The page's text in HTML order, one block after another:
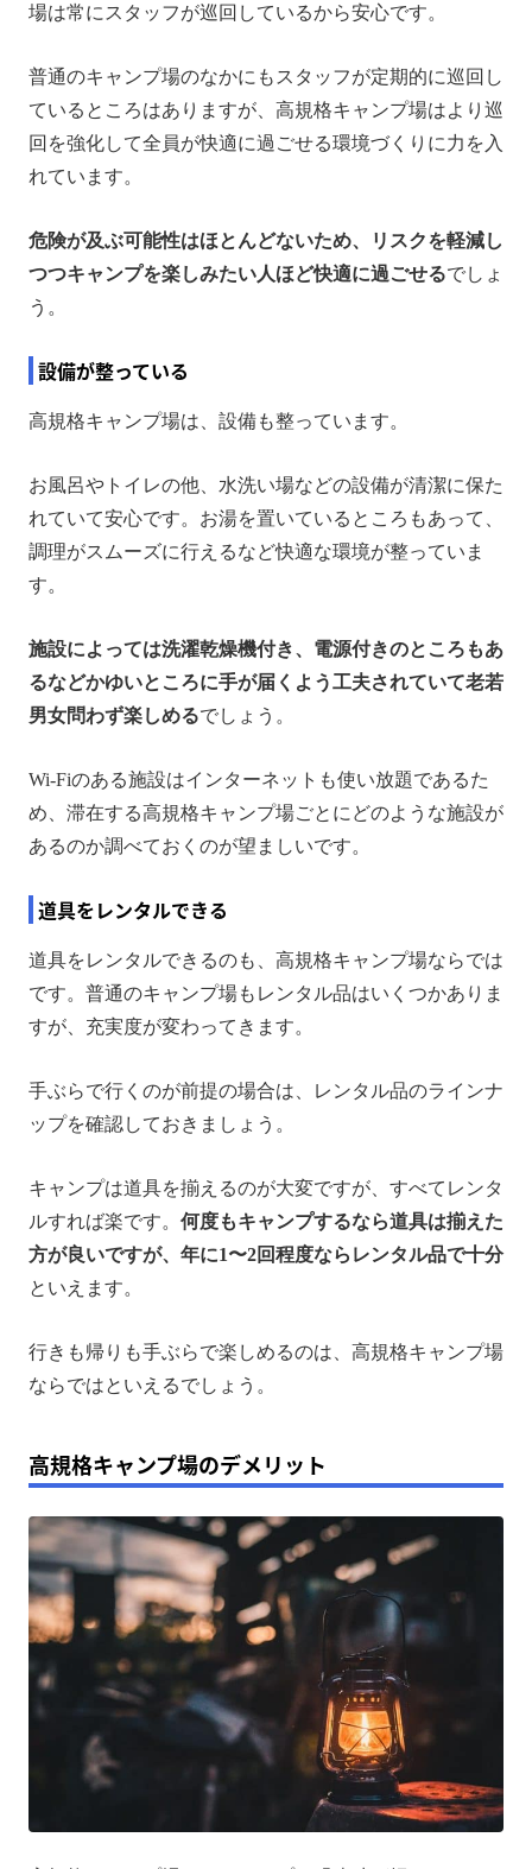
場は常にスタッフが巡回しているから安心です。
普通のキャンプ場のなかにもスタッフが定期的に巡回し
ているところはありますが、高規格キャンプ場はより巡
回を強化して全員が快適に過ごせる環境づくりに力を入
れています。
危険が及ぶ可能性はほとんどないため、リスクを軽減し
つつキャンプを楽しみたい人ほど快適に過ごせるでしょ
う。
設備が整っている
高規格キャンプ場は、設備も整っています。
お風呂やトイレの他、水洗い場などの設備が清潔に保た
れていて安心です。お湯を置いているところもあって、
調理がスムーズに行えるなど快適な環境が整っていま
す。
施設によっては洗濯乾燥機付き、電源付きのところもあ
るなどかゆいところに手が届くよう工夫されていて老若
男女問わず楽しめるでしょう。
Wi-Fiのある施設はインターネットも使い放題であるた
め、滞在する高規格キャンプ場ごとにどのような施設が
あるのか調べておくのが望ましいです。
道具をレンタルできる
道具をレンタルできるのも、高規格キャンプ場ならでは
です。普通のキャンプ場もレンタル品はいくつかありま
すが、充実度が変わってきます。
手ぶらで行くのが前提の場合は、レンタル品のラインナ
ップを確認しておきましょう。
キャンプは道具を揃えるのが大変ですが、すべてレンタ
ルすれば楽です。 何度もキャンプするなら道具は揃えた
方が良いですが、年に1〜2回程度ならレンタル品で十分
といえます。
行きも帰りも手ぶらで楽しめるのは、高規格キャンプ場
ならではといえるでしょう。
高規格キャンプ場のデメリット